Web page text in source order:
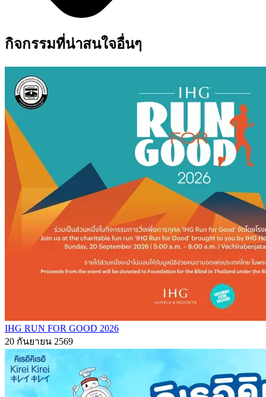
กิจกรรมที่น่าสนใจอื่นๆ
IHG RUN FOR GOOD 2026
20 กันยายน 2569